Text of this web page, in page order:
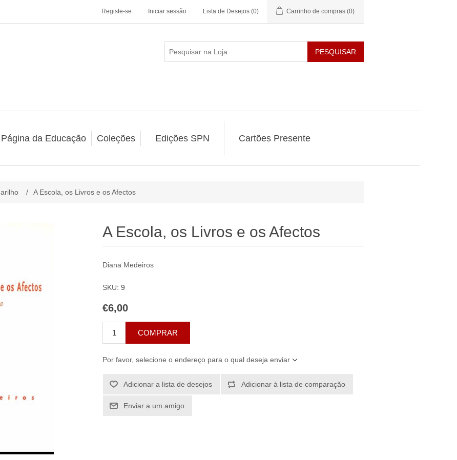
Registe-se Iniciar sessão Lista de Desejos (0) Carrinho de compras (0)
PESQUISAR
da Educação Coleções Edições SPN Cartões Presente
/ A Escola, os Livros e os Afectos
A Escola, os Livros e os Afectos
Diana Medeiros
SKU: 9
€6,00
COMPRAR
Por favor, selecione o endereço para o qual deseja enviar
Adicionar a lista de desejos Adicionar à lista de comparação
Enviar a um amigo